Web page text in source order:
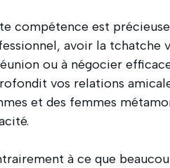
compétence est
avoir la tchatche
ou à négocier
vos relations
et des femmes
à ce que